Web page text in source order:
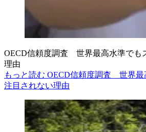
OECD信頼度調査 世界最高水準でも
理由
もっと読む OECD信頼度調査 世界最
注目されない理由